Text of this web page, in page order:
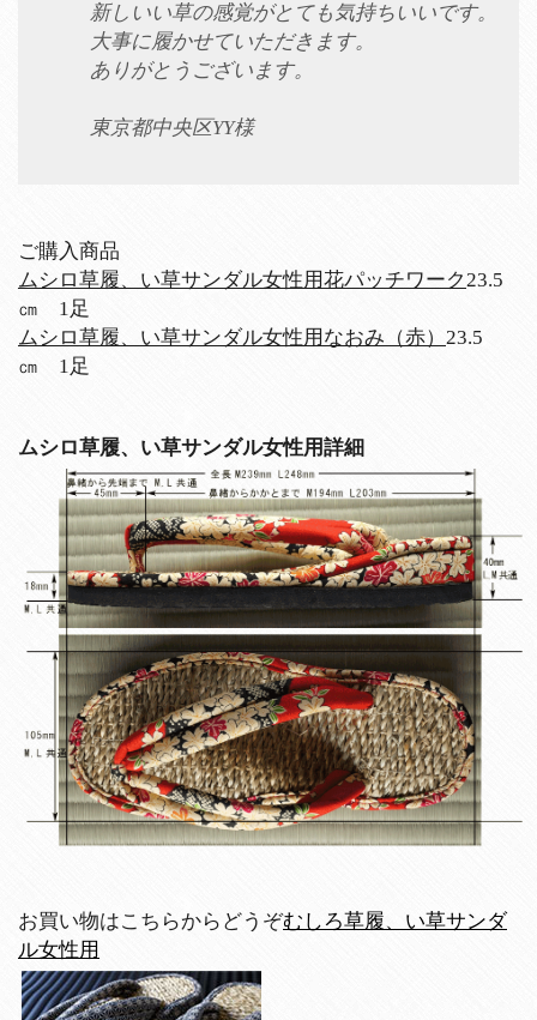
新しいい草の感覚がとても気持ちいいです。
大事に履かせていただきます。
ありがとうございます。
東京都中央区YY様
ご購入商品
ムシロ草履、い草サンダル女性用花パッチワーク23.5
㎝ 1足
ムシロ草履、い草サンダル女性用なおみ（赤） 23.5
㎝ 1足
ムシロ草履、い草サンダル女性用詳細
お買い物はこちらからどうぞむしろ草履、い草サンダ
ル女性用